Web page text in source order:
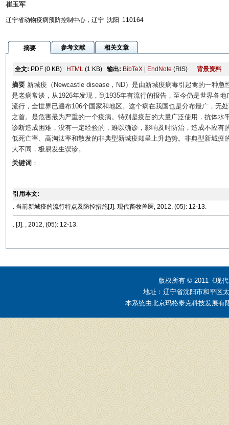
崔玉军
辽宁省动物疫病预防控制中心，辽宁 沈阳 110164
摘要 参考文献 相关文章
全文: PDF(0 KB) HTML(1 KB) 输出: BibTeX| EndNote (RIS) 背景资料
摘要新城疫（Newcastle disease，ND）是由新城疫病毒引起禽的一种急
是老病常谈，从1926年发现，到1935年有流行的报告，至今仍是世界各
流行，全世界已遍布106个国家和地区。这个病在我国也是分布最广，无
之首。是危害最为严重的一个疫病。特别是疫苗的大量广泛使用，抗体
诊断造成困难，没有一定经验的，难以确诊，影响及时防治，造成不应
低死亡率、高淘汰率和散发的非典型新城疫却呈上升趋势。非典型新城
大不同，极易发生误诊。
关键词 ：
引用本文:
. 当前新城疫的流行特点及防控措施[J]. 现代畜牧兽医, 2012, (05): 12-13.
. [J]. , 2012, (05): 12-13.
版权所有 © 2011《现
地址：辽宁省沈阳市和平区
本系统由北京玛格泰克科技发展有